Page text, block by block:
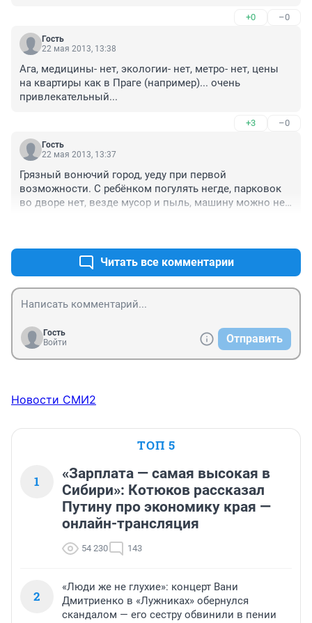
Ну тут только с Норильском можно сравнивать.
Южные народы с гор по спускались, скоро второй
"нерезиновск" будет по типу Москвы. Интересно
+0 –0
Гость
22 мая 2013, 13:38
Ага, медицины- нет, экологии- нет, метро- нет, цены
на квартиры как в Праге (например)... очень
привлекательный...
+3 –0
Гость
22 мая 2013, 13:37
Грязный вонючий город, уеду при первой
возможности. С ребёнком погулять негде, парковок
во дворе нет, везде мусор и пыль, машину можно не
Читать все комментарии
Гость
Войти
Отправить
Новости СМИ2
ТОП 5
1
«Зарплата — самая высокая в
Сибири»: Котюков рассказал
Путину про экономику края —
онлайн-трансляция
54 230 143
2
«Люди же не глухие»: концерт Вани
Дмитриенко в «Лужниках» обернулся
скандалом — его сестру обвинили в пении